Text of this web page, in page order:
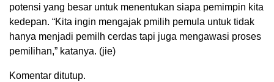
potensi yang besar untuk menentukan siapa pemimpin kita
kedepan. “Kita ingin mengajak pmilih pemula untuk tidak
hanya menjadi pemilh cerdas tapi juga mengawasi proses
pemilihan,” katanya. (jie)
Komentar ditutup.